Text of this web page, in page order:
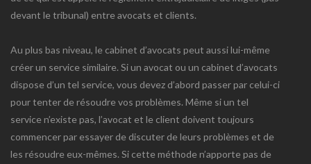
devant le tribunal) entre avocats et clients.
Au plus bas niveau, le cabinet d’avocats peut aussi lui-même
créer un service similaire. Si un avocat ou un cabinet d’avocats
dispose d’un tel service, vous devez d’abord passer par celui-ci
pour tenter de résoudre vos problèmes. Même si un tel
service n’existe pas, l’avocat et le client doivent toujours
commencer par essayer de discuter de leurs problèmes et de
les résoudre eux-mêmes. Si cette méthode n’apporte pas de